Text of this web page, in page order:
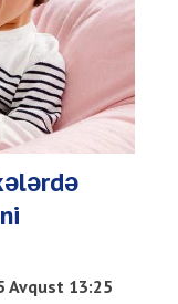
Avqust 13:25